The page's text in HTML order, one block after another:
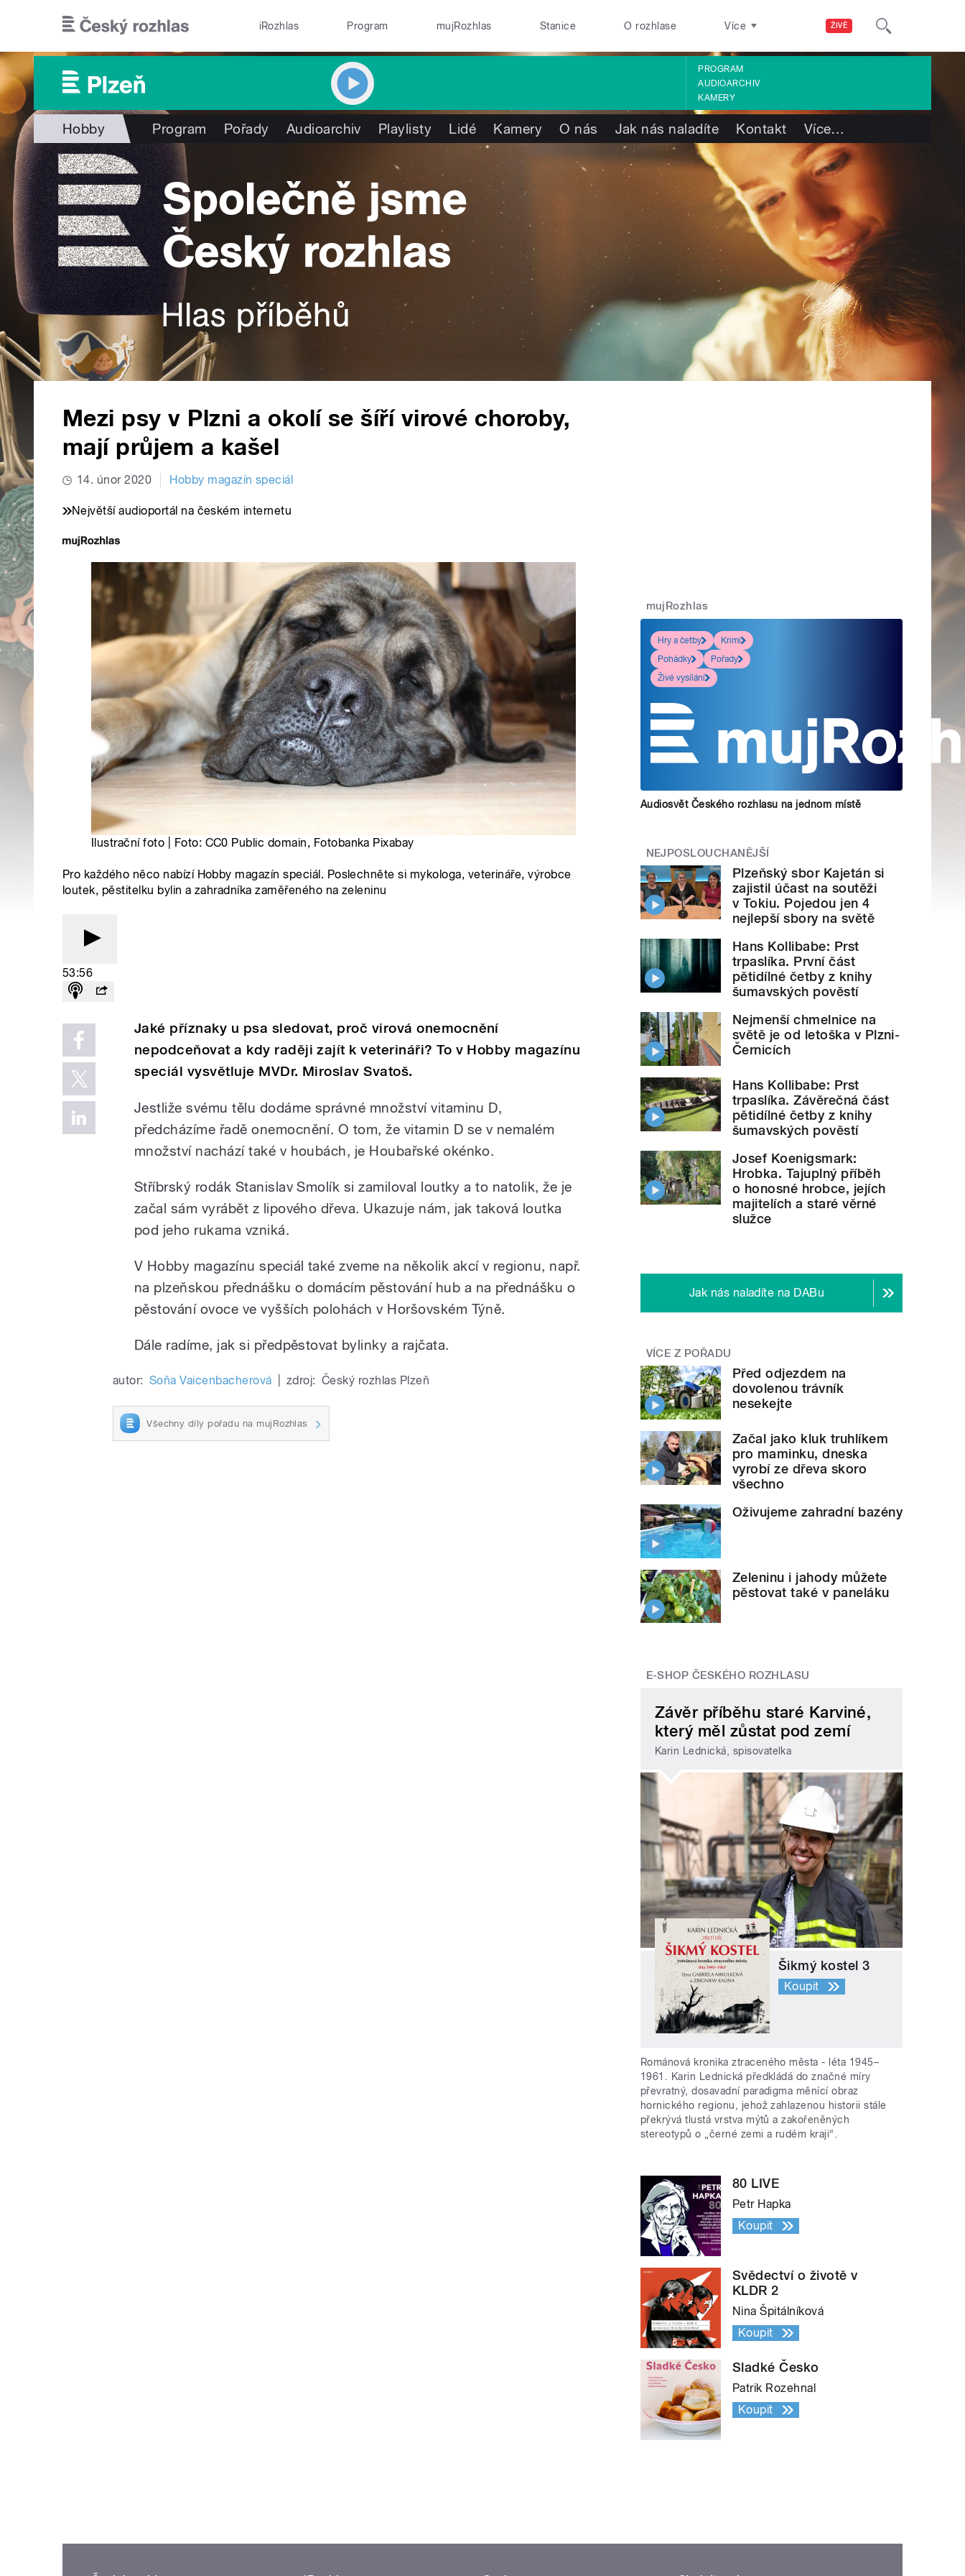
ŽIVĚ
iRozhlas Program mujRozhlas Stanice O rozhlase Více
PROGRAM
AUDIOARCHIV
KAMERY
Hobby Program Pořady Audioarchiv Playlisty Lidé Kamery O nás Jak nás naladíte Kontakt Více…
Mezi psy v Plzni a okolí se šíří virové choroby,
mají průjem a kašel
14. únor 2020 Hobby magazín speciál
Největší audioportál na českém internetu
Ilustrační foto | Foto: CC0 Public domain, Fotobanka Pixabay
Pro každého něco nabízí Hobby magazín speciál. Poslechněte si mykologa, veterináře, výrobce
loutek, pěstitelku bylin a zahradníka zaměřeného na zeleninu
53:56
Jaké příznaky u psa sledovat, proč virová onemocnění
nepodceňovat a kdy raději zajít k veterináři? To v Hobby magazínu
speciál vysvětluje MVDr. Miroslav Svatoš.
Jestliže svému tělu dodáme správné množství vitaminu D,
předcházíme řadě onemocnění. O tom, že vitamin D se v nemalém
množství nachází také v houbách, je Houbařské okénko.
Stříbrský rodák Stanislav Smolík si zamiloval loutky a to natolik, že je
začal sám vyrábět z lipového dřeva. Ukazuje nám, jak taková loutka
pod jeho rukama vzniká.
V Hobby magazínu speciál také zveme na několik akcí v regionu, např.
na plzeňskou přednášku o domácím pěstování hub a na přednášku o
pěstování ovoce ve vyšších polohách v Horšovském Týně.
Dále radíme, jak si předpěstovat bylinky a rajčata.
autor: Soňa Vaicenbacherová zdroj: Český rozhlas Plzeň
Všechny díly pořadu na mujRozhlas
mujRozhlas
Hry a četby
Krimi
Pohádky
Pořady
Živé vysílání
Audiosvět Českého rozhlasu na jednom místě
NEJPOSLOUCHANĚJŠÍ
Plzeňský sbor Kajetán si
zajistil účast na soutěži
v Tokiu. Pojedou jen 4
nejlepší sbory na světě
Hans Kollibabe: Prst
trpaslíka. První část
pětidílné četby z knihy
šumavských pověstí
Nejmenší chmelnice na
světě je od letoška v Plzni-
Černicích
Hans Kollibabe: Prst
trpaslíka. Závěrečná část
pětidílné četby z knihy
šumavských pověstí
Josef Koenigsmark:
Hrobka. Tajuplný příběh
o honosné hrobce, jejích
majitelích a staré věrné
služce
Jak nás naladíte na DABu
VÍCE Z POŘADU
Před odjezdem na
dovolenou trávník
nesekejte
Začal jako kluk truhlíkem
pro maminku, dneska
vyrobí ze dřeva skoro
všechno
Oživujeme zahradní bazény
Zeleninu i jahody můžete
pěstovat také v paneláku
E-SHOP ČESKÉHO ROZHLASU
Závěr příběhu staré Karviné,
který měl zůstat pod zemí
Karin Lednická, spisovatelka
Šikmý kostel 3
Koupit
Románová kronika ztraceného města - léta 1945–
1961. Karin Lednická předkládá do značné míry
převratný, dosavadní paradigma měnící obraz
hornického regionu, jehož zahlazenou historii stále
překrývá tlustá vrstva mýtů a zakořeněných
stereotypů o „černé zemi a rudém kraji“.
80 LIVE
Petr Hapka
Koupit
Svědectví o životě v
KLDR 2
Nina Špitálníková
Koupit
Sladké Česko
Patrik Rozehnal
Koupit